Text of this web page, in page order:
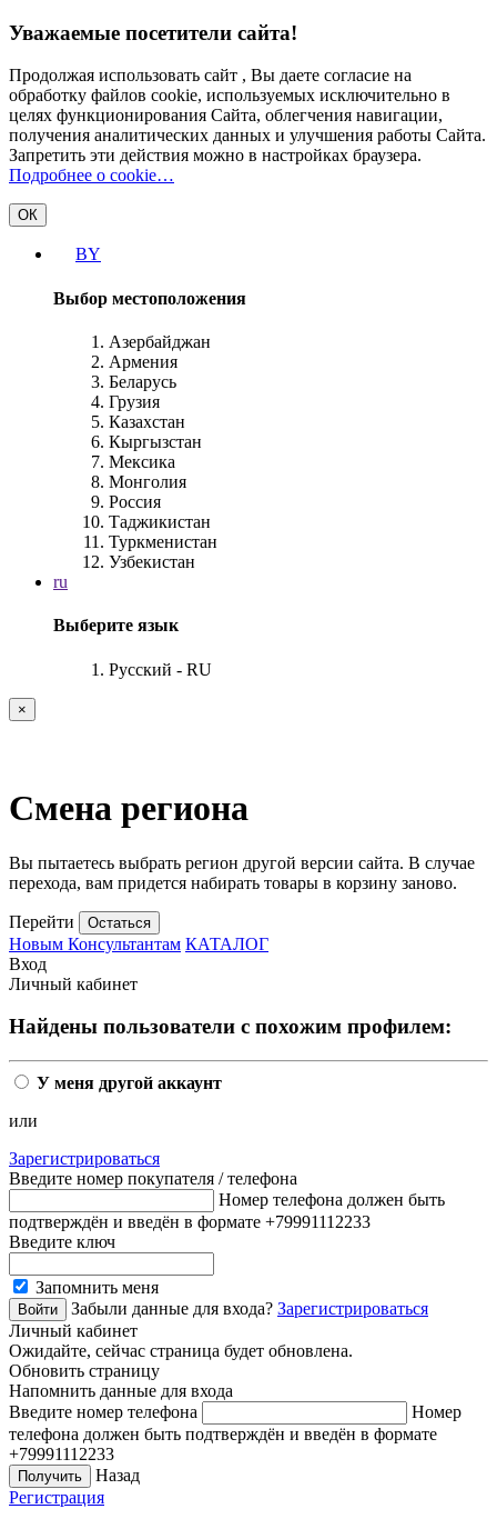
Уважаемые посетители сайта!
Продолжая использовать сайт , Вы даете согласие на
обработку файлов cookie, используемых исключительно в
целях функционирования Сайта, облегчения навигации,
получения аналитических данных и улучшения работы Сайта.
Запретить эти действия можно в настройках браузера.
Подробнее о cookie…
ОК
BY
Выбор местоположения
Азербайджан
Армения
Беларусь
Грузия
Казахстан
Кыргызстан
Мексика
Монголия
Россия
Таджикистан
Туркменистан
Узбекистан
ru
Выберите язык
Русский - RU
×
Смена региона
Вы пытаетесь выбрать регион другой версии сайта. В случае
перехода, вам придется набирать товары в корзину заново.
Перейти Остаться
Новым Консультантам КАТАЛОГ
Вход
Личный кабинет
Найдены пользователи с похожим профилем:
У меня другой аккаунт
или
Зарегистрироваться
Введите номер покупателя / телефона
Номер телефона должен быть
подтверждён и введён в формате +79991112233
Введите ключ
Запомнить меня
Забыли данные для входа? Зарегистрироваться
Личный кабинет
Ожидайте, сейчас страница будет обновлена.
Обновить страницу
Напомнить данные для входа
Введите номер телефона
Номер
телефона должен быть подтверждён и введён в формате
+79991112233
Назад
Регистрация